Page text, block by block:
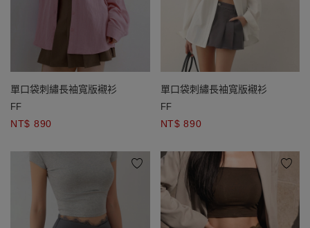
單口袋刺繡長袖寬版襯衫
FF
NT$ 890
單口袋刺繡長袖寬版襯衫
FF
NT$ 890